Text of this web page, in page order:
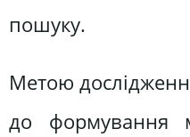
пошуку.
Метою
до формування